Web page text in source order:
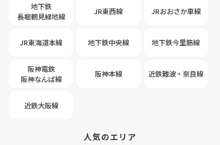
地下鉄
長堀鶴見緑地線
JR東西線 JRおおさか車線
JR東海道本線 地下鉄中央線 地下鉄今里筋線
阪神電鉄
阪神なんば線
阪神本線 近鉄難波・奈良線
近鉄大阪線
人気のエリア